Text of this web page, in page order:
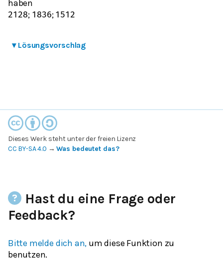
haben
21 28; 1836; 1512
▾ Lösungsvorschlag
Dieses Werk steht unter der freien Lizenz
CC BY-SA 4.0 →Was bedeutet das?
Hast du eine Frage oder
Feedback?
Bitte melde dich an, um diese Funktion zu
benutzen.